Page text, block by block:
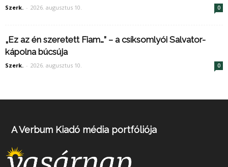
Szerk. - 2026. augusztus 10. 0
„Ez az én szeretett Fiam…” – a csíksomlyói Salvator-
kápolna búcsúja
Szerk. - 2026. augusztus 10. 0
A Verbum Kiadó média portfóliója